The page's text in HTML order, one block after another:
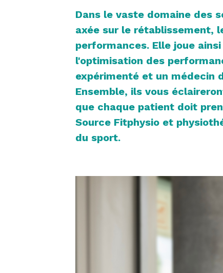
Dans le vaste domaine des
axée sur le rétablissement,
performances. Elle joue
l'optimisation des
expérimenté et un médecin
Ensemble, ils vous
que chaque patient doit
Source Fitphysio et
du sport.